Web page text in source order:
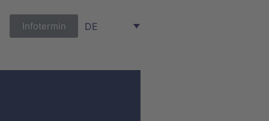
Infotermin DE